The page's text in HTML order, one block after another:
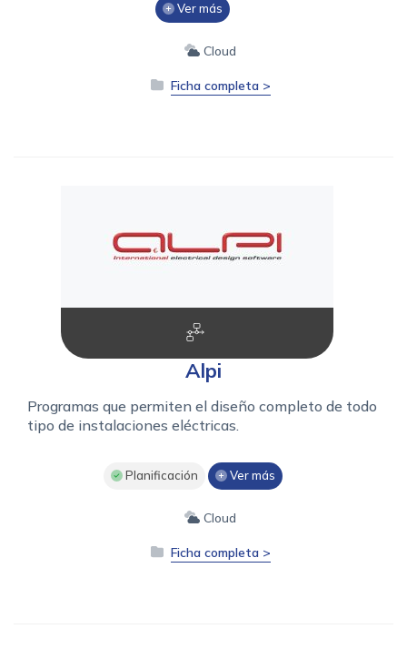
Ver más
Cloud
Ficha completa >
Alpi
Programas que permiten el diseño completo de todo
tipo de instalaciones eléctricas.
Planificación Ver más
Cloud
Ficha completa >